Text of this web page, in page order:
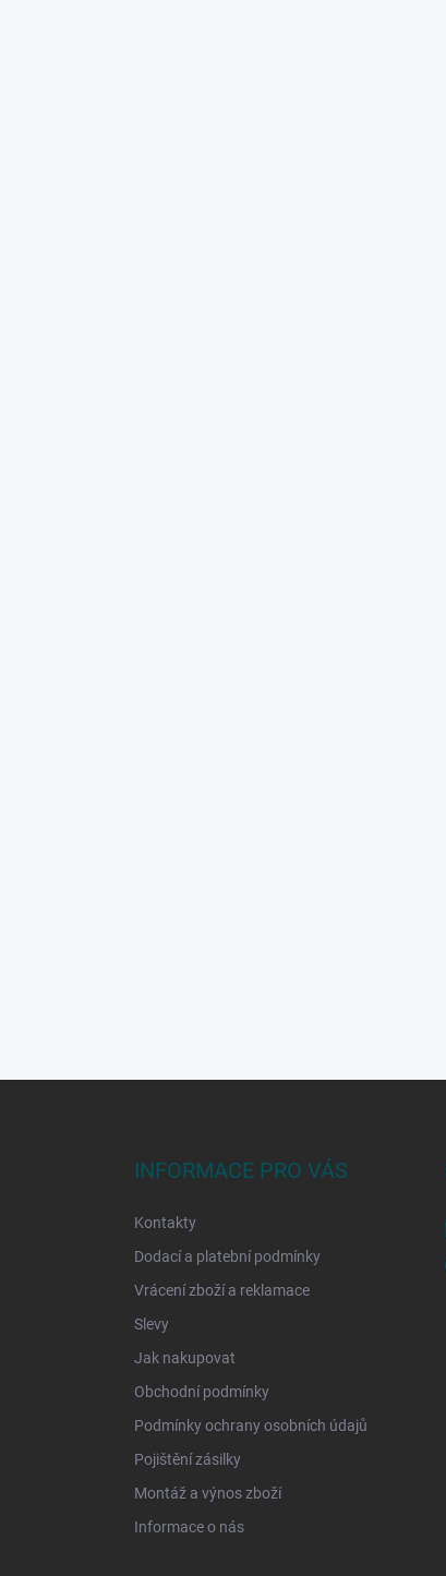
INFORMACE PRO VÁS
Kontakty
Dodací a platební podmínky
Vrácení zboží a reklamace
Slevy
Jak nakupovat
Obchodní podmínky
Podmínky ochrany osobních údajů
Pojištění zásilky
Montáž a výnos zboží
Informace o nás